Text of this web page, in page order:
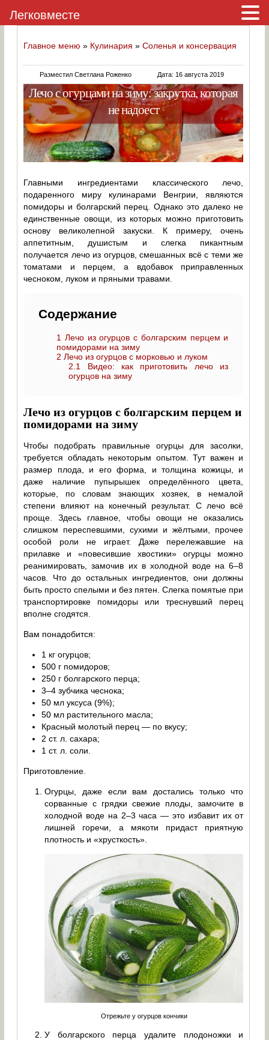
Главное меню » Кулинария »Соленья и консервация
Разместил Светлана Роженко Дата: 16 августа 2019
Лечо с огурцами на зиму: закрутка, которая
не надоест
Главными ингредиентами классического лечо,
подаренного миру кулинарами Венгрии, являются
помидоры и болгарский перец. Однако это далеко не
единственные овощи, из которых можно приготовить
основу великолепной закуски. К примеру, очень
аппетитным, душистым и слегка пикантным
получается лечо из огурцов, смешанных всё с теми же
томатами и перцем, а вдобавок приправленных
чесноком, луком и пряными травами.
Содержание
1 Лечо из огурцов с болгарским перцем и
помидорами на зиму
2 Лечо из огурцов с морковью и луком
2.1
Видео: как приготовить лечо из
огурцов на зиму
Лечо из огурцов с болгарским перцем и
помидорами на зиму
Чтобы подобрать правильные огурцы для засолки,
требуется обладать некоторым опытом. Тут важен и
размер плода, и его форма, и толщина кожицы, и
даже наличие пупырышек определённого цвета,
которые, по словам знающих хозяек, в немалой
степени влияют на конечный результат. С лечо всё
проще. Здесь главное, чтобы овощи не оказались
слишком переспевшими, сухими и жёлтыми, прочее
особой роли не играет. Даже перележавшие на
прилавке и «повесившие хвостики» огурцы можно
реанимировать, замочив их в холодной воде на 6–8
часов. Что до остальных ингредиентов, они должны
быть просто спелыми и без пятен. Слегка помятые при
транспортировке помидоры или треснувший перец
вполне сгодятся.
Вам понадобится:
1 кг огурцов;
500 г помидоров;
250 г болгарского перца;
3–4 зубчика чеснока;
50 мл уксуса (9%);
50 мл растительного масла;
Красный молотый перец — по вкусу;
2 ст. л. сахара;
1 ст. л. соли.
Приготовление.
Огурцы, даже если вам достались только что
сорванные с грядки свежие плоды, замочите в
холодной воде на 2–3 часа — это избавит их от
лишней горечи, а мякоти придаст приятную
плотность и «хрусткость».
Отрежьте у огурцов кончики
У болгарского перца удалите плодоножки и
Легковместе